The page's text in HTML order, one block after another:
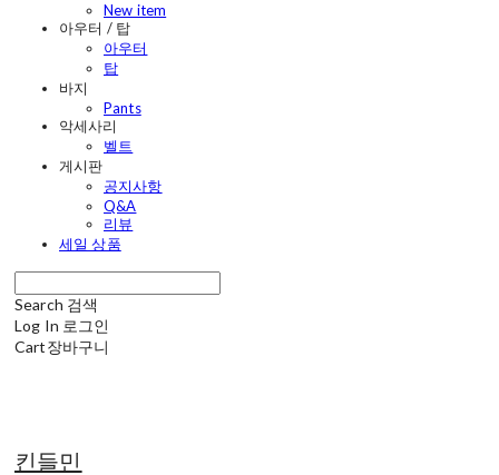
New item
아우터 / 탑
아우터
탑
바지
Pants
악세사리
벨트
게시판
공지사항
Q&A
리뷰
세일 상품
Search 검색
Log In 로그인
Cart장바구니
킨들민